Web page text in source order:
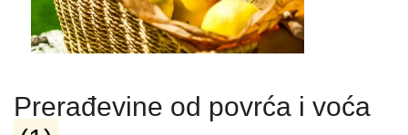
Prerađevine od povrća i voća